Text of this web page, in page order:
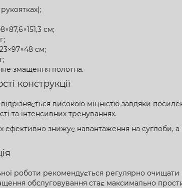
см;
см;
змащення полотна.
конструкції
високою міцністю завдяки
та інтенсивних тренуваннях.
ефективно знижує навантаження на
роботи рекомендується регулярно
обслуговування стає максимально